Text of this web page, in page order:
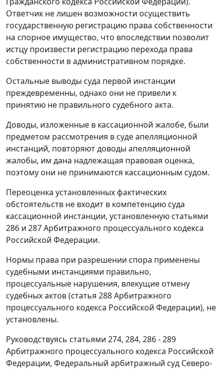
Ответчик не лишен возможности осуществить
государственную регистрацию права собственности
на спорное имущество, что впоследствии позволит
истцу произвести регистрацию перехода права
собственности в административном порядке.
Остальные выводы суда первой инстанции
преждевременны, однако они не привели к
принятию не правильного судебного акта.
Доводы, изложенные в кассационной жалобе, были
предметом рассмотрения в суде апелляционной
инстанций, повторяют доводы апелляционной
жалобы, им дана надлежащая правовая оценка,
поэтому они не принимаются кассационным судом.
Переоценка установленных фактических
обстоятельств не входит в компетенцию суда
кассационной инстанции, установленную статьями
286 и 287Арбитражного процессуального кодекса
Российской Федерации.
Нормы права при разрешении спора применены
судебными инстанциями правильно,
процессуальные нарушения, влекущие отмену
судебных актов (статья 288Арбитражного
процессуального кодекса Российской Федерации), не
установлены.
Руководствуясь статьями 274, 284, 286 - 289
Арбитражного процессуального кодекса Российской
Федерации, Федеральный арбитражный суд Северо-